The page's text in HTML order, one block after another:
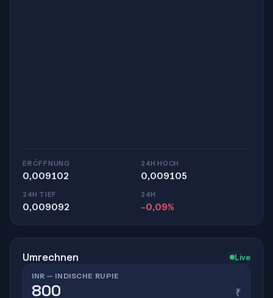
ERÖFFNUNG
0,009102
24H HOCH
0,009105
24H TIEF
0,009092
24H
-0,09%
Umrechnen Live
INR — INDISCHE RUPIE
₹